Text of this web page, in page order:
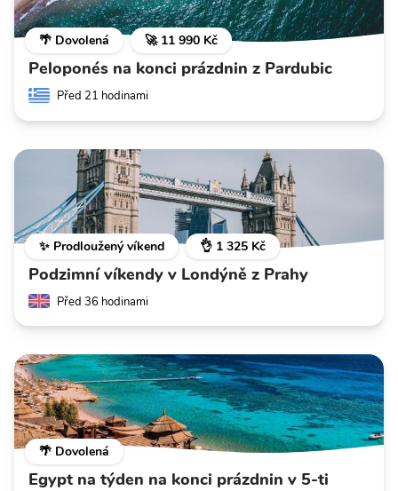
🌴 Dovolená 🚀 11 990 Kč
Peloponés na konci prázdnin z Pardubic
Před 21 hodinami
✨ Prodloužený víkend 👌 1 325 Kč
Podzimní víkendy v Londýně z Prahy
Před 36 hodinami
🌴 Dovolená
Egypt na týden na konci prázdnin v 5-ti